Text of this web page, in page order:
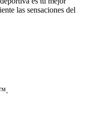
las sensaciones del